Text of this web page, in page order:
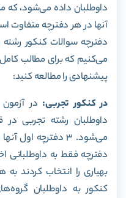
داوطلبان داده می‌شود، که
آنها در هر دفترچه متفاوت
دفترچه سوالات کنکور
می‌کنیم که برای مطالب
پیشنهادی را مطالعه کنید:
در کنکور تجربی: در
می‌شود. 3 دفترچه
دفترچه فقط به
بهیاری را انتخاب کردند
کنکور به داوطلبان